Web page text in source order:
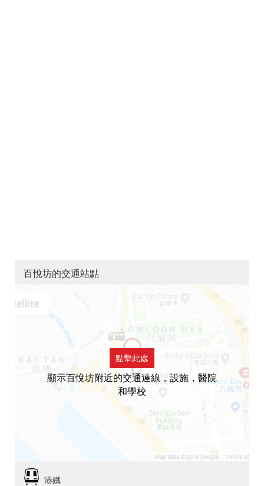
百悅坊的交通站點
點擊此處
顯示百悅坊附近的交通連線，設施，醫院
和學校
港鐵